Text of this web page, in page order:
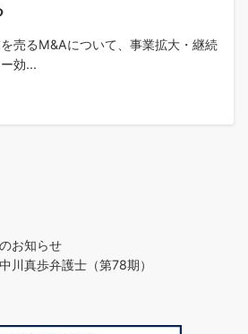
売るM&Aについて、事業拡大・継続
効...
お知らせ
真歩弁護士（第78期）